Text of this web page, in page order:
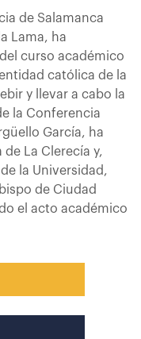
de Salamanca
Lama, ha
curso académico
católica de la
y llevar a cabo la
la Conferencia
García, ha
La Clerecía y,
la Universidad,
de Ciudad
el acto académico